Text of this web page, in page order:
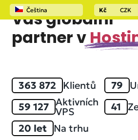
Čeština Kč CZK
Váš globální
partner v
363 872 Klientů 79
59 127 Aktivních
VPS 41
20 let Na trhu